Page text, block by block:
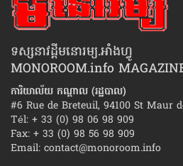
ទស្សនាវដ្ដីមនោរម្យ.អាំងហ្វូ
MONOROOM.info
ការិយាល័យ កណ្ដាល (រដ្ឋបាល)
#6 Rue de Breteuil, 94100 St Maur
Tél: + 33 (0) 98 06 98 909
Fax: + 33 (0) 98 56 98 909
Email: contact@monoroom.info